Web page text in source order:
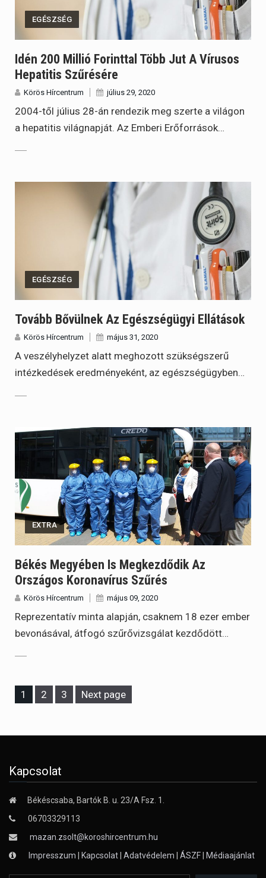
EGÉSZSÉG
Idén 200 Millió Forinttal Több Jut A Vírusos
Hepatitis Szűrésére
Körös Hírcentrum július 29, 2020
2004-től július 28-án rendezik meg szerte a világon
a hepatitis világnapját. Az Emberi Erőforrások…
EGÉSZSÉG
Tovább Bővülnek Az Egészségügyi Ellátások
Körös Hírcentrum május 31, 2020
A veszélyhelyzet alatt meghozott szükségszerű
intézkedések eredményeként, az egészségügyben…
EXTRA
Békés Megyében Is Megkezdődik Az
Országos Koronavírus Szűrés
Körös Hírcentrum május 09, 2020
Reprezentatív minta alapján, csaknem 18 ezer ember
bevonásával, átfogó szűrővizsgálat kezdődött…
Page
1 Page
2 Page
3 Next page
Kapcsolat
Békéscsaba, Bartók B. u. 23/A Fsz. 1.
06703329113
mazan.zsolt@koroshircentrum.hu
Impresszum
Kapcsolat Adatvédelem ÁSZF Médiaajánlat